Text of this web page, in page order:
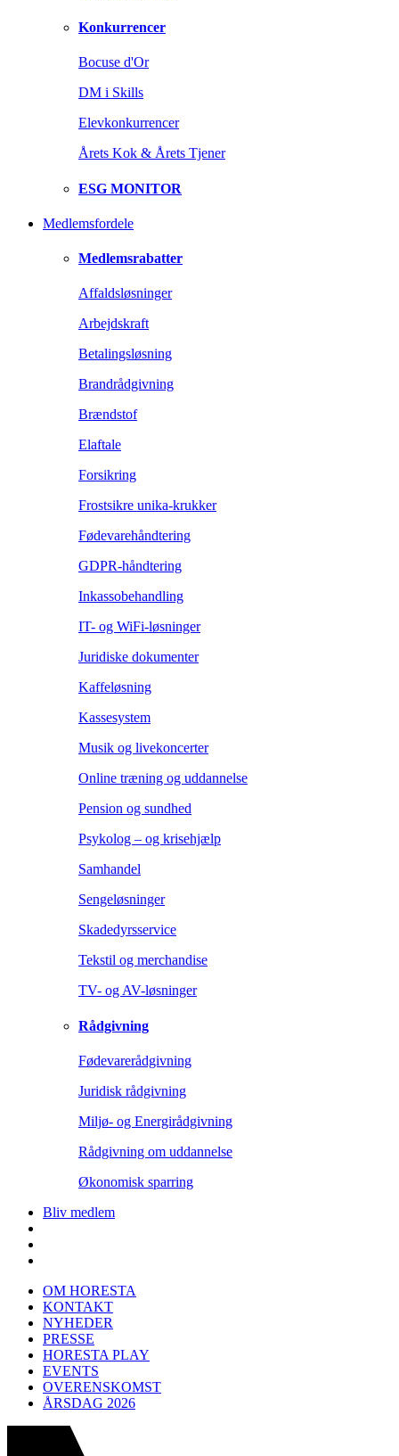
Konkurrencer
Bocuse d'Or
DM i Skills
Elevkonkurrencer
Årets Kok & Årets Tjener
ESG MONITOR
Medlemsfordele
Medlemsrabatter
Affaldsløsninger
Arbejdskraft
Betalingsløsning
Brandrådgivning
Brændstof
Elaftale
Forsikring
Frostsikre unika-krukker
Fødevarehåndtering
GDPR-håndtering
Inkassobehandling
IT- og WiFi-løsninger
Juridiske dokumenter
Kaffeløsning
Kassesystem
Musik og livekoncerter
Online træning og uddannelse
Pension og sundhed
Psykolog – og krisehjælp
Samhandel
Sengeløsninger
Skadedyrsservice
Tekstil og merchandise
TV- og AV-løsninger
Rådgivning
Fødevarerådgivning
Juridisk rådgivning
Miljø- og Energirådgivning
Rådgivning om uddannelse
Økonomisk sparring
Bliv medlem
OM HORESTA
KONTAKT
NYHEDER
PRESSE
HORESTA PLAY
EVENTS
OVERENSKOMST
ÅRSDAG 2026